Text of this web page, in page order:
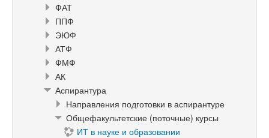
ФАТ
ППФ
ЭЮФ
АТФ
ФМФ
АК
Аспирантура
Направления подготовки в аспирантуре
Общефакультетские (поточные) курсы
ИТ в науке и образовании